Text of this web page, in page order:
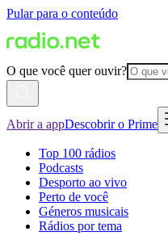
Pular para o conteúdo
O que você quer ouvir?
Abrir a appDescobrir o Prime
Top 100 rádios
Podcasts
Desporto ao vivo
Perto de você
Géneros musicais
Rádios por tema